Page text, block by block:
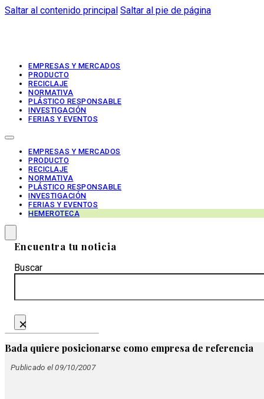
Saltar al contenido principal Saltar al pie de página
EMPRESAS Y MERCADOS
PRODUCTO
RECICLAJE
NORMATIVA
PLÁSTICO RESPONSABLE
INVESTIGACIÓN
FERIAS Y EVENTOS
EMPRESAS Y MERCADOS
PRODUCTO
RECICLAJE
NORMATIVA
PLÁSTICO RESPONSABLE
INVESTIGACIÓN
FERIAS Y EVENTOS
HEMEROTECA
Encuentra tu noticia
Buscar
×
Bada quiere posicionarse como empresa de referencia
Publicado el 09/10/2007